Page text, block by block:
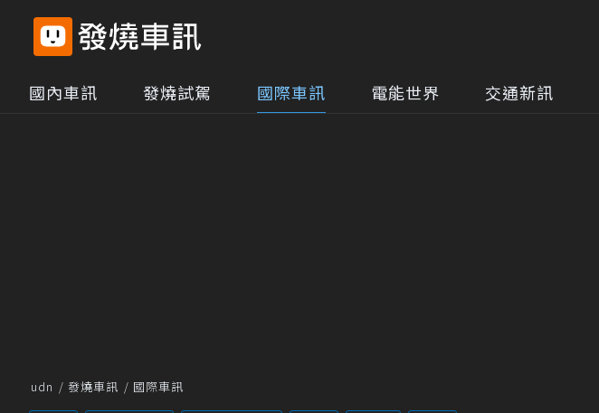
國內車訊 發燒試駕 國際車訊 電能世界 交通新訊
udn 發燒車訊 國際車訊